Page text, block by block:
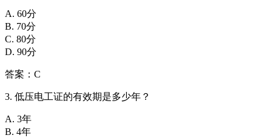
A. 60分
B. 70分
C. 80分
D. 90分
答案：C
3. 低压电工证的有效期是多少年？
A. 3年
B. 4年